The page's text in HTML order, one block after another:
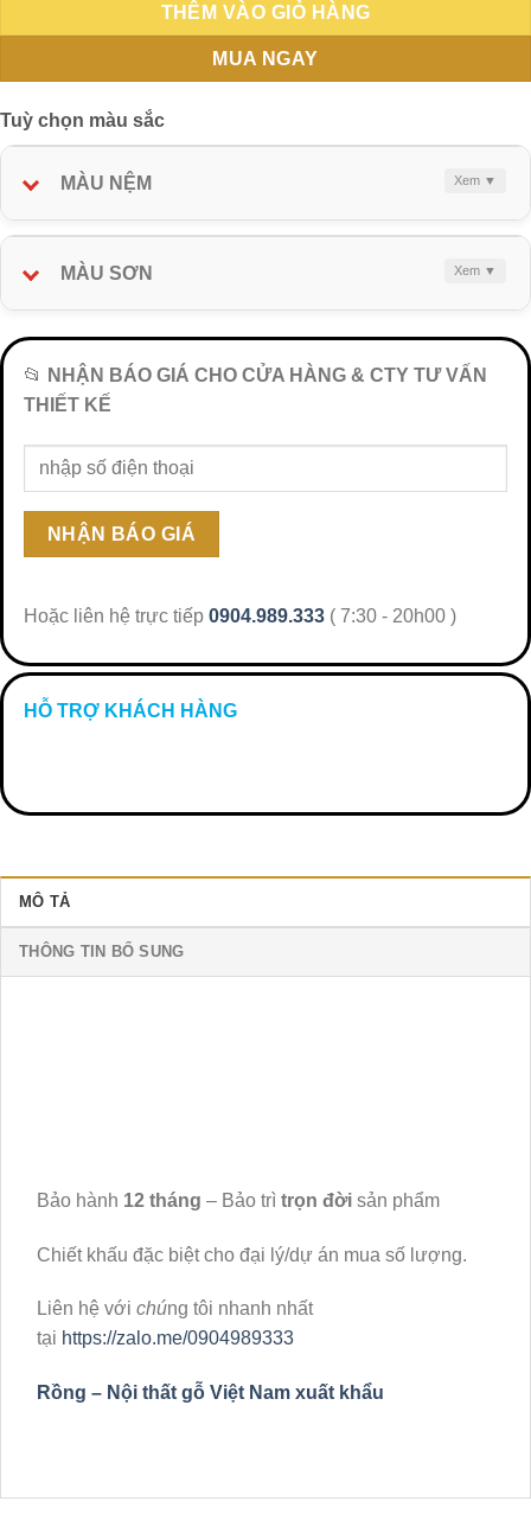
THÊM VÀO GIỎ HÀNG
MUA NGAY
Tuỳ chọn màu sắc
MÀU NỆM
MÀU SƠN
📂
NHẬN BÁO GIÁ CHO CỬA HÀNG & CTY TƯ VẤN
THIẾT KẾ
Hoặc liên hệ trực tiếp 0904.989.333 ( 7:30 - 20h00 )
HỖ TRỢ KHÁCH HÀNG
MÔ TẢ
THÔNG TIN BỔ SUNG
Bảo hành 12 tháng – Bảo trì trọn đời sản phẩm
Chiết khấu đặc biệt cho đại lý/dự án mua số lượng.
Liên hệ với chúng tôi nhanh nhất
tại https://zalo.me/0904989333
Rồng – Nội thất gỗ Việt Nam xuất khẩu